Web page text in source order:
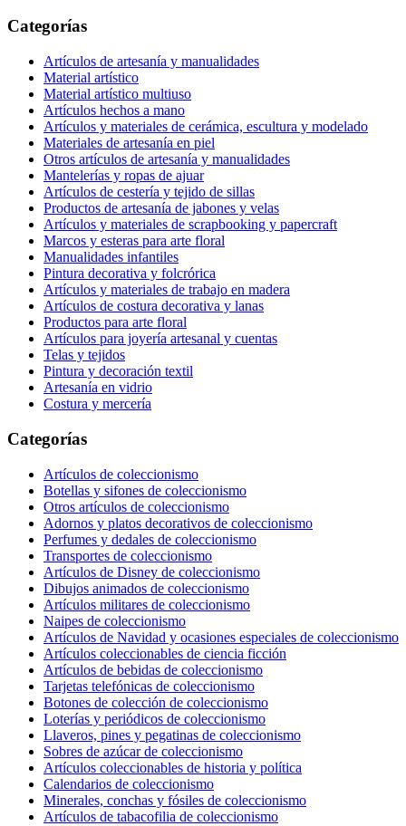
Categorías
Artículos de artesanía y manualidades
Material artístico
Material artístico multiuso
Artículos hechos a mano
Artículos y materiales de cerámica, escultura y modelado
Materiales de artesanía en piel
Otros artículos de artesanía y manualidades
Mantelerías y ropas de ajuar
Artículos de cestería y tejido de sillas
Productos de artesanía de jabones y velas
Artículos y materiales de scrapbooking y papercraft
Marcos y esteras para arte floral
Manualidades infantiles
Pintura decorativa y folcrórica
Artículos y materiales de trabajo en madera
Artículos de costura decorativa y lanas
Productos para arte floral
Artículos para joyería artesanal y cuentas
Telas y tejidos
Pintura y decoración textil
Artesanía en vidrio
Costura y mercería
Categorías
Artículos de coleccionismo
Botellas y sifones de coleccionismo
Otros artículos de coleccionismo
Adornos y platos decorativos de coleccionismo
Perfumes y dedales de coleccionismo
Transportes de coleccionismo
Artículos de Disney de coleccionismo
Dibujos animados de coleccionismo
Artículos militares de coleccionismo
Naipes de coleccionismo
Artículos de Navidad y ocasiones especiales de coleccionismo
Artículos coleccionables de ciencia ficción
Artículos de bebidas de coleccionismo
Tarjetas telefónicas de coleccionismo
Botones de colección de coleccionismo
Loterías y periódicos de coleccionismo
Llaveros, pines y pegatinas de coleccionismo
Sobres de azúcar de coleccionismo
Artículos coleccionables de historia y política
Calendarios de coleccionismo
Minerales, conchas y fósiles de coleccionismo
Artículos de tabacofilia de coleccionismo